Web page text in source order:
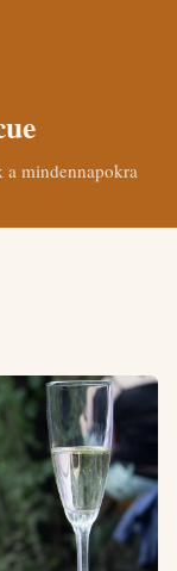
a mindennapokra